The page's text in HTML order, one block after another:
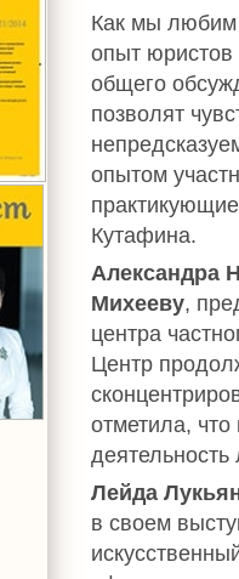
Как мы любим
опыт
общего
позволят
опытом
Кутафина.
Александра
Михееву,
центра
Центр
отметила,
Лейда
в своем